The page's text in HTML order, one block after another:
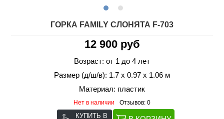
ГОРКА FAMILY СЛОНЯТА F-703
12 900 руб
Возраст: от 1 до 4 лет
Размер (д/ш/в): 1.7 х 0.97 х 1.06 м
Материал: пластик
Нет в наличии Отзывов: 0
КУПИТЬ В